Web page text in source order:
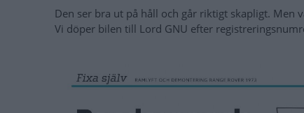
Den ser bra ut på håll och går riktigt skapligt.
Vi döper bilen till Lord GNU efter